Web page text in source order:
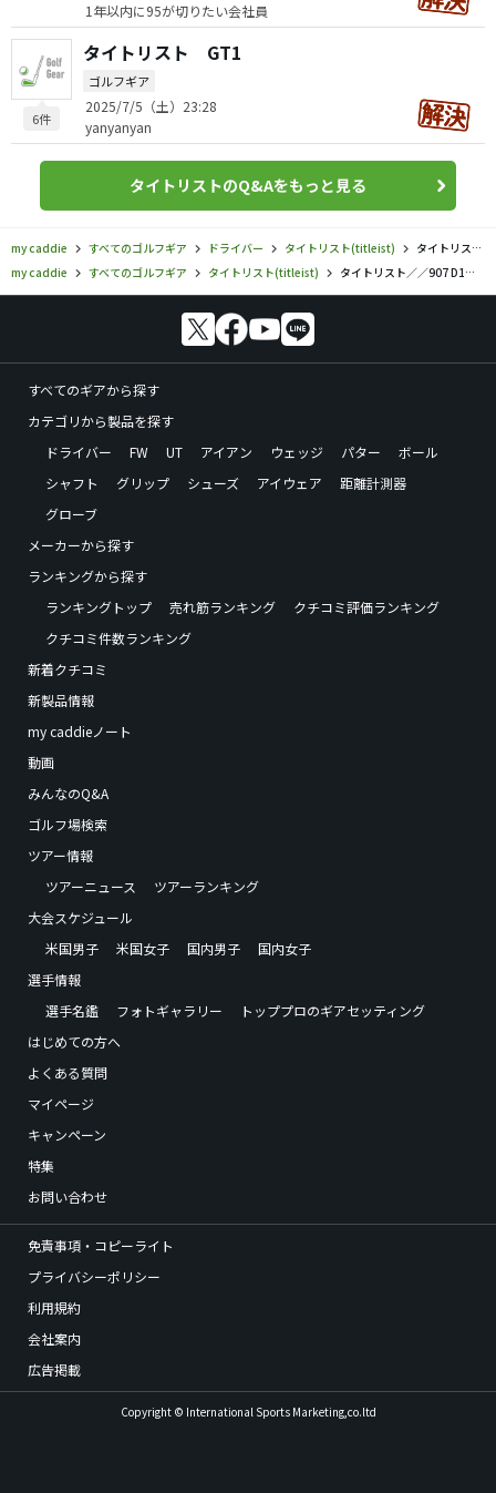
1年以内に95が切りたい会社員
6件
タイトリスト GT1
ゴルフギア
2025/7/5（土）23:28
yanyanyan
タイトリストのQ&Aをもっと見る
my caddie すべてのゴルフギア ドライバー タイトリスト(titleist)
タイトリスト／／907 D1ドライバーの口コミ評価
my caddie
すべてのゴルフギア タイトリスト(titleist) タイトリスト／／907 D1ドライバーの口コミ評価
すべてのギアから探す
カテゴリから製品を探す
ドライバー
FW UT アイアン ウェッジ パター
ボール
シャフト
グリップ シューズ アイウェア
距離計測器
グローブ
メーカーから探す
ランキングから探す
ランキングトップ
売れ筋ランキング
クチコミ評価ランキング
クチコミ件数ランキング
新着クチコミ
新製品情報
my caddieノート
動画
みんなのQ&A
ゴルフ場検索
ツアー情報
ツアーニュース
ツアーランキング
大会スケジュール
米国男子
米国女子 国内男子
国内女子
選手情報
選手名鑑
フォトギャラリー
トッププロのギアセッティング
はじめての方へ
よくある質問
マイページ
キャンペーン
特集
お問い合わせ
免責事項・コピーライト
プライバシーポリシー
利用規約
会社案内
広告掲載
Copyright © International Sports Marketing,co.ltd